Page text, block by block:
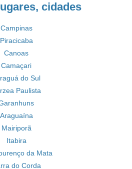
cidades
Campinas
Piracicaba
Canoas
Camaçari
do Sul
Paulista
Araguaína
Mairiporã
Itabira
da Mata
do Corda